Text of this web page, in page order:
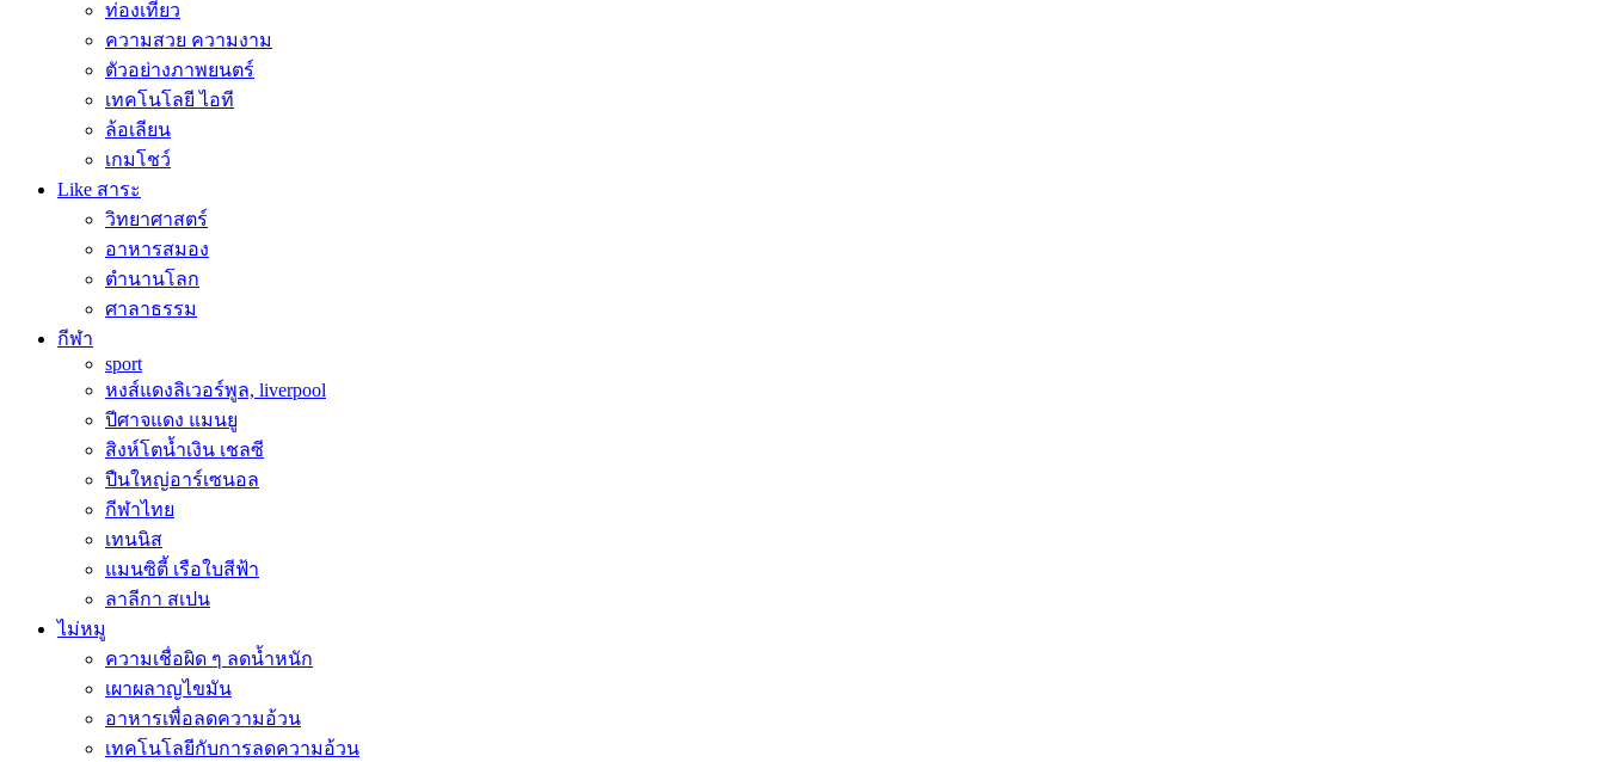
ท่องเที่ยว
ความสวย ความงาม
ตัวอย่างภาพยนตร์
เทคโนโลยี ไอที
ล้อเลียน
เกมโชว์
Like สาระ
วิทยาศาสตร์
อาหารสมอง
ตำนานโลก
ศาลาธรรม
กีฬา
sport
หงส์แดงลิเวอร์พูล, liverpool
ปีศาจแดง แมนยู
สิงห์โตน้ำเงิน เชลซี
ปืนใหญ่อาร์เซนอล
กีฬาไทย
เทนนิส
แมนซิตี้ เรือใบสีฟ้า
ลาลีกา สเปน
ไม่หมู
ความเชื่อผิด ๆ ลดน้ำหนัก
เผาผลาญไขมัน
อาหารเพื่อลดความอ้วน
เทคโนโลยีกับการลดความอ้วน